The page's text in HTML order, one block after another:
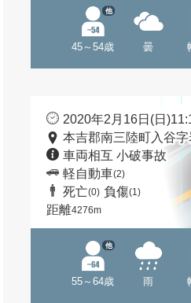
45～54歳
他
曇
2020年2月16日(日
本吉郡南三陸町入谷
車両相互 小破事故
軽自動車(2)
死亡(0) 負傷(1)
距離4276m
55～64歳
他
雨